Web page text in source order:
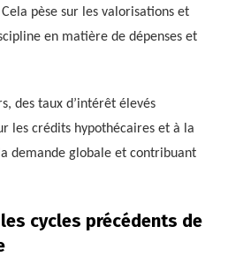
pèse sur les valorisations et
en matière de dépenses et
des taux d’intérêt élevés
les crédits hypothécaires et à la
demande globale et contribuant
cycles précédents de